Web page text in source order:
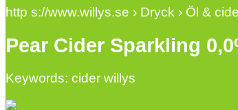
http s://www.willys.se › Dryck › Öl &
Pear Cider Sparkling
Keywords: cider willys